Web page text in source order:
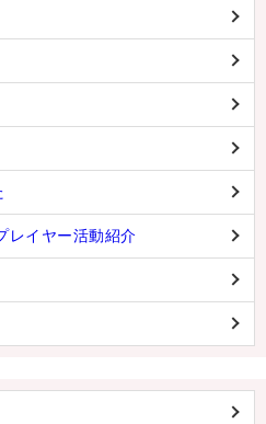
レイヤー活動紹介